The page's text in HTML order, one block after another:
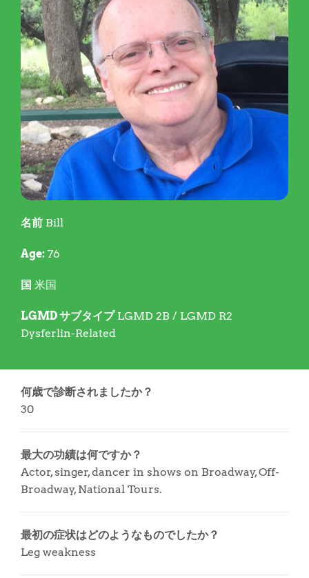
名前Bill
Age:76
国 米国
LGMD サブタイプLGMD 2B / LGMD R2
Dysferlin-Related
何歳で診断されましたか？
30
最大の功績は何ですか？
Actor, singer, dancer in shows on Broadway, Off-
Broadway, National Tours.
最初の症状はどのようなものでしたか？
Leg weakness